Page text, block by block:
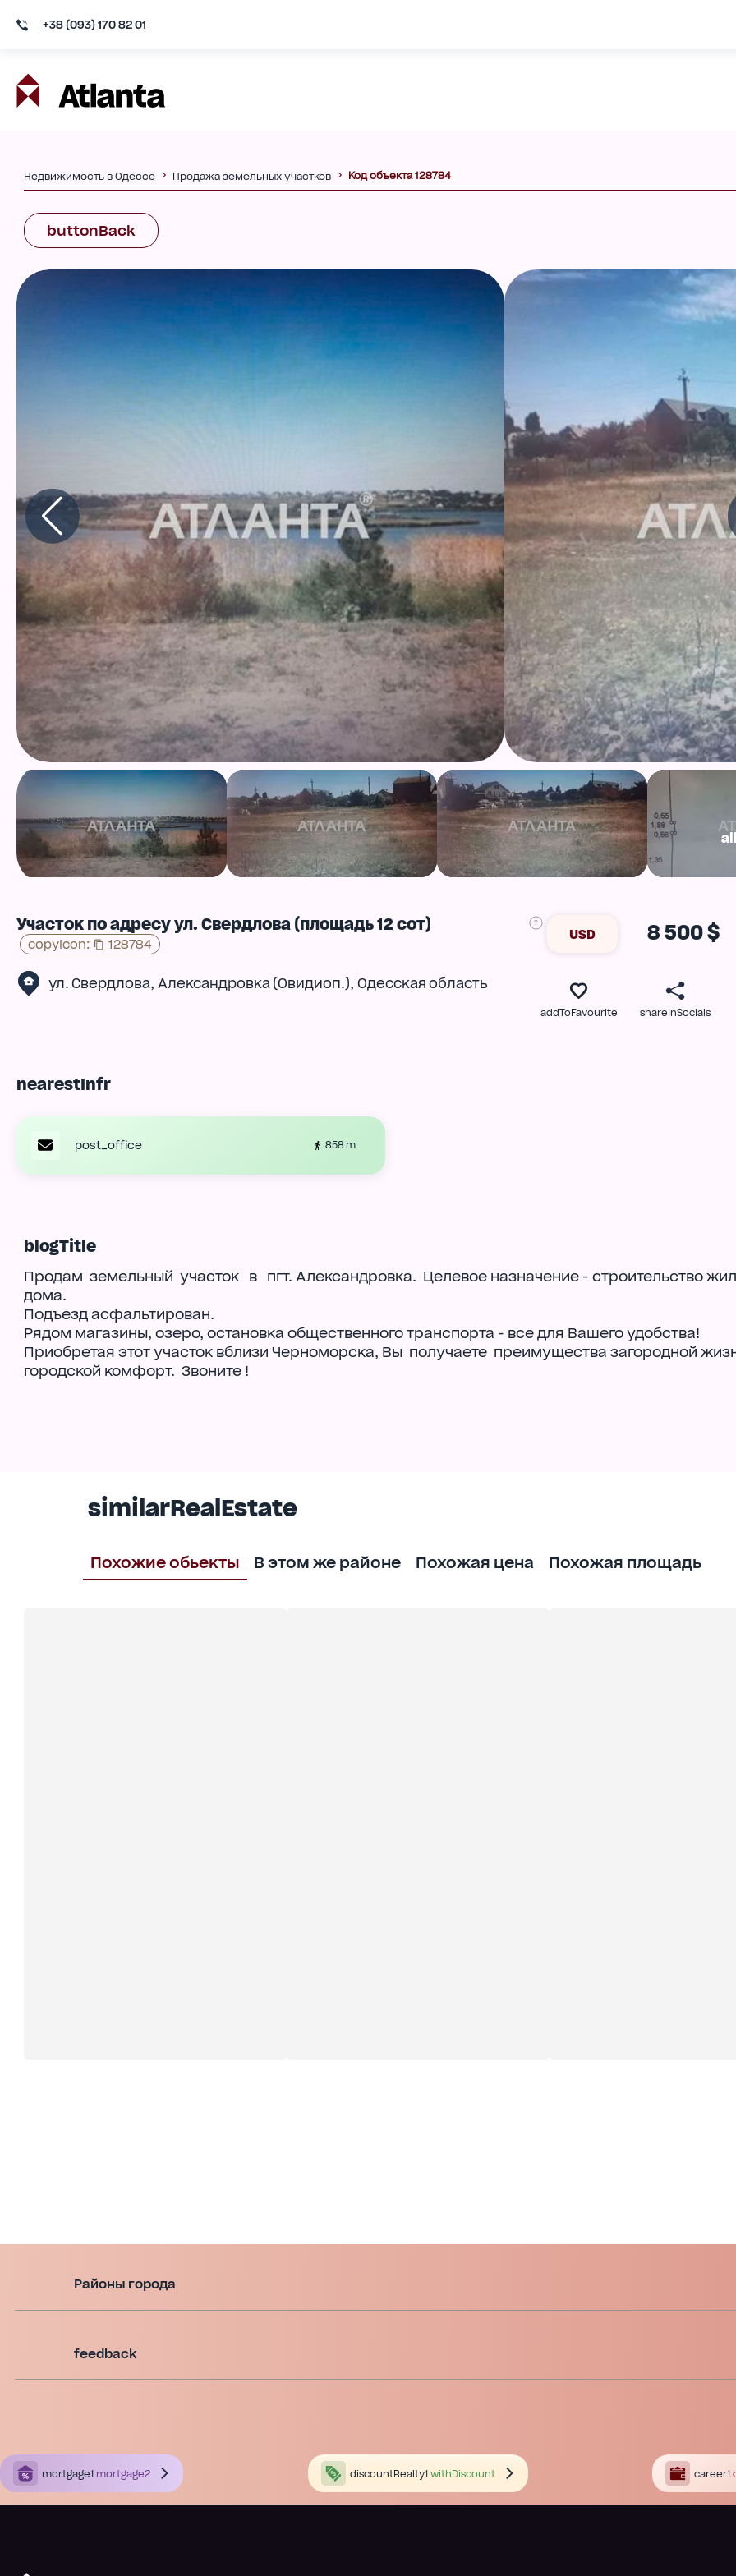
+38 (093) 170 82 01
Недвижимость в Одессе Продажа земельных участков Код объекта 128784
buttonBack
Участок по адресу ул. Свердлова (площадь 12 сот)
copyIcon: 128784
ул. Свердлова, Александровка (Овидиоп.), Одесская область
USD 8 500 $
addToFavourite shareInSocials
nearestInfr
post_office 858 m
blogTitle
Продам земельный участок в пгт. Александровка. Целевое назначение - строительство
дома.
Подъезд асфальтирован.
Рядом магазины, озеро, остановка общественного транспорта - все для Вашего удобства!
Приобретая этот участок вблизи Черноморска, Вы получаете преимущества загородной
городской комфорт. Звоните !
similarRealEstate
Похожие обьекты В этом же районе Похожая цена Похожая площадь
Районы города
feedback
mortgage1 mortgage2 discountRealty1 withDiscount career1